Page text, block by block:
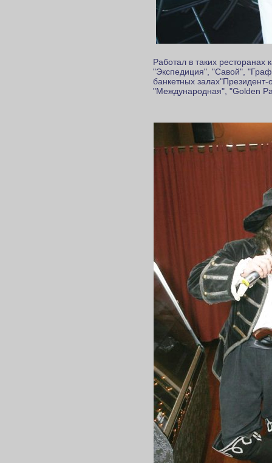
Работал в таких
"Экспедиция", "Савой",
банкетных
"Международная", "Golden